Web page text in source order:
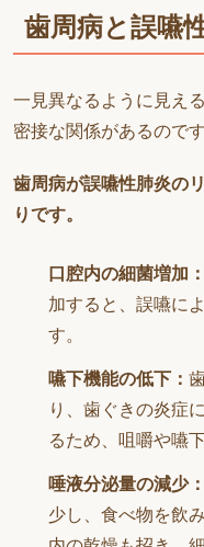
歯周病と誤嚥
一見異なるように見え
密接な関係があるのです
歯周病が誤嚥性肺炎の
りです。
口腔内の細菌増加：
加すると、誤嚥に
す。
嚥下機能の低下：
り、歯ぐきの炎症
るため、咀嚼や嚥
唾液分泌量の減少：
少し、食べ物を飲